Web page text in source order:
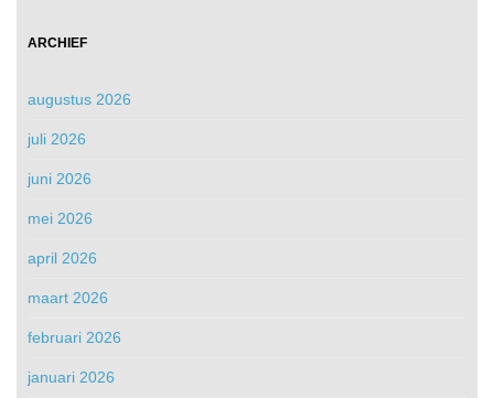
ARCHIEF
augustus 2026
juli 2026
juni 2026
mei 2026
april 2026
maart 2026
februari 2026
januari 2026